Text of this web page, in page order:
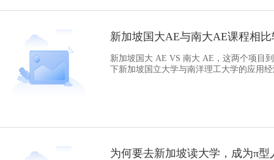
新加坡国大AE与南大AE课程相
新加坡国大 AE VS 南大 AE，这两个项目
下新加坡国立大学与南洋理工大学的应用
为何要去新加坡读大学，成为π型